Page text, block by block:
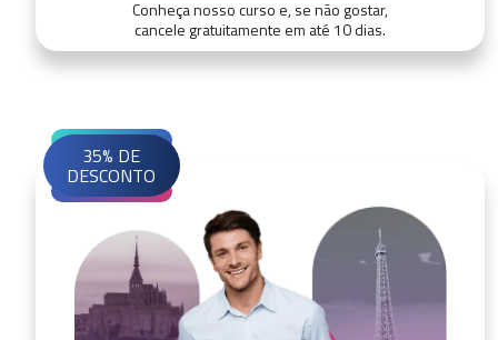
Conheça nosso curso e, se não gostar,
cancele gratuitamente em até 10 dias.
35% DE
DESCONTO